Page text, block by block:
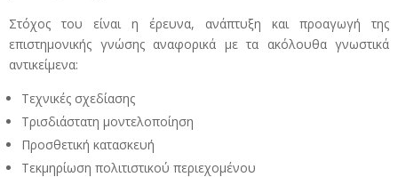
Στόχος του είναι η έρευνα, ανάπτυξη και προαγωγή της
επιστημονικής γνώσης αναφορικά με τα ακόλουθα γνωστικά
αντικείμενα:
Τεχνικές σχεδίασης
Τρισδιάστατη μοντελοποίηση
Προσθετική κατασκευή
Τεκμηρίωση πολιτιστικού περιεχομένου